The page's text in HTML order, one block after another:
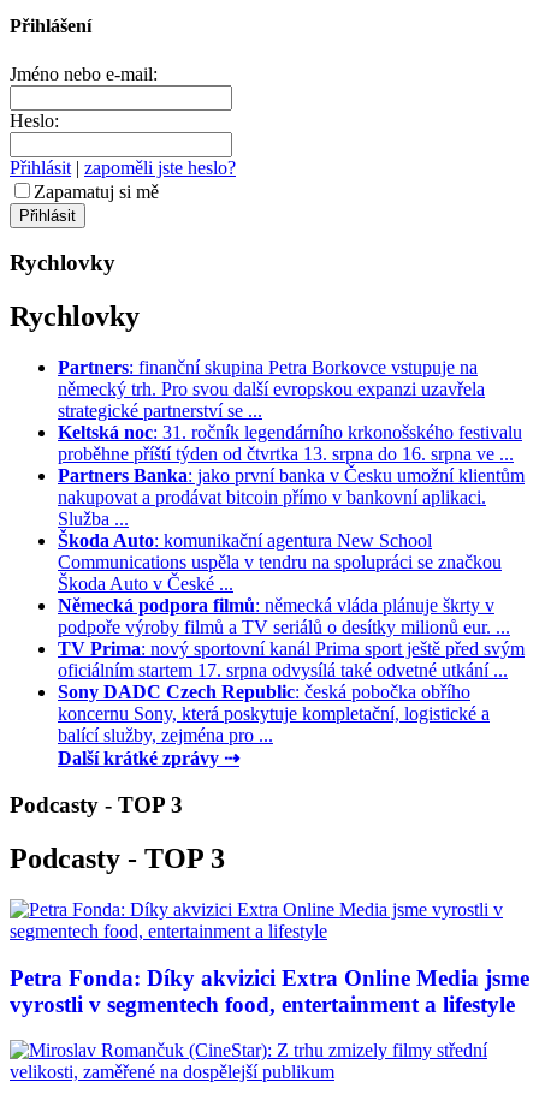
Přihlášení
Jméno nebo e-mail:
Heslo:
Přihlásit | zapoměli jste heslo?
Zapamatuj si mě
Rychlovky
Rychlovky
Partners: finanční skupina Petra Borkovce vstupuje na
německý trh. Pro svou další evropskou expanzi uzavřela
strategické partnerství se ...
Keltská noc: 31. ročník legendárního krkonošského festivalu
proběhne příští týden od čtvrtka 13. srpna do 16. srpna ve ...
Partners Banka: jako první banka v Česku umožní klientům
nakupovat a prodávat bitcoin přímo v bankovní aplikaci.
Služba ...
Škoda Auto: komunikační agentura New School
Communications uspěla v tendru na spolupráci se značkou
Škoda Auto v České ...
Německá podpora filmů: německá vláda plánuje škrty v
podpoře výroby filmů a TV seriálů o desítky milionů eur. ...
TV Prima: nový sportovní kanál Prima sport ještě před svým
oficiálním startem 17. srpna odvysílá také odvetné utkání ...
Sony DADC Czech Republic: česká pobočka obřího
koncernu Sony, která poskytuje kompletační, logistické a
balící služby, zejména pro ...
Další krátké zprávy ⇢
Podcasty - TOP 3
Podcasty - TOP 3
Petra Fonda: Díky akvizici Extra Online Media jsme
vyrostli v segmentech food, entertainment a lifestyle